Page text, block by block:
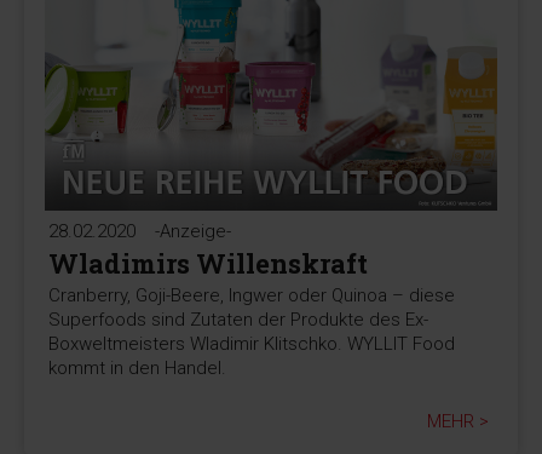
28.02.2020 -Anzeige-
Wladimirs Willenskraft
Cranberry, Goji-Beere, Ingwer oder Quinoa – diese
Superfoods sind Zutaten der Produkte des Ex-
Boxweltmeisters Wladimir Klitschko. WYLLIT Food
kommt in den Handel.
MEHR >